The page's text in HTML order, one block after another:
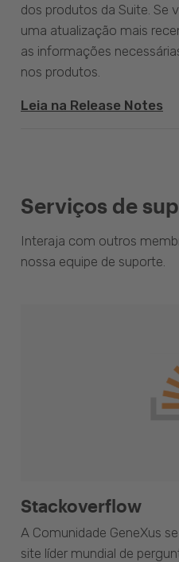
dos produtos da Suite. Se
uma atualização mais
as informações
nos produtos.
Leia na Release Notes
Serviços de
Interaja com outros
nossa equipe de suporte.
Stackoverflow
A Comunidade GeneXus
site líder mundial de